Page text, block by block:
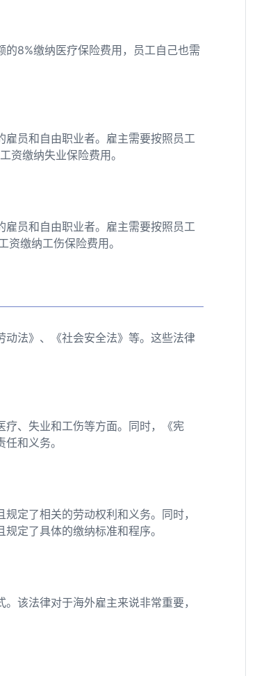
8%缴纳医疗保险费用，员工自己也需
员和自由职业者。雇主需要按照员工
资缴纳失业保险费用。
员和自由职业者。雇主需要按照员工
缴纳工伤保险费用。
法》、《社会安全法》等。这些法律
疗、失业和工伤等方面。同时，《宪
和义务。
定了相关的劳动权利和义务。同时，
定了具体的缴纳标准和程序。
该法律对于海外雇主来说非常重要，